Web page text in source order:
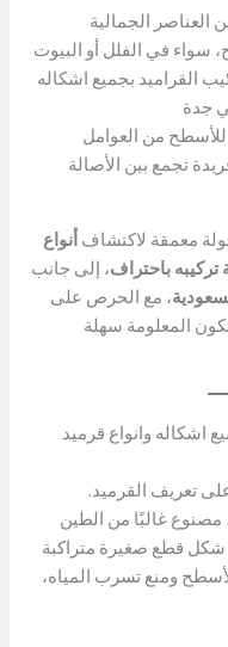
العناصر الجمالية
سواء في الفلل أو البيوت
القراميد بجميع اشكاله
جدة
للأسطح من العوامل
تجمع بين الأصالة
معمقة لاكتشافأنواع
تركيبه باحتراف، إلى جانب
، مع الحرص على
المعلومة سهلة
اشكاله وانواع قرميد
تعريف القرميد.
مصنوع غالبًا من الطين
شكل قطع صغيرة متراكبة
ومنع تسرب المياه،